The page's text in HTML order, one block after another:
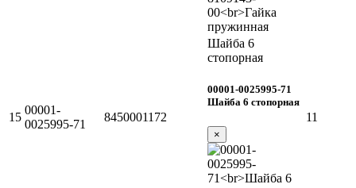
15
00001-
0025995-71
8450001172
Шайба 6
стопорная
00001-0025995-71
Шайба 6 стопорная
×
11